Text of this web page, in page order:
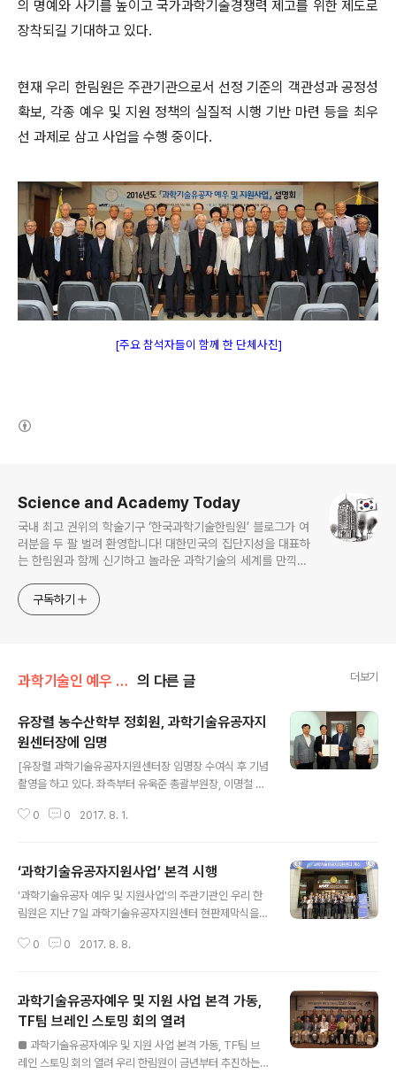
의 명예와 사기를 높이고 국가과학기술경쟁력 제고를 위한 제도로
장착되길 기대하고 있다.
현재 우리 한림원은 주관기관으로서 선정 기준의 객관성과 공정성
확보, 각종 예우 및 지원 정책의 실질적 시행 기반 마련 등을 최우
선 과제로 삼고 사업을 수행 중이다.
[주요 참석자들이 함께 한 단체사진]
Science and Academy Today
국내 최고 권위의 학술기구 ‘한국과학기술한림원’ 블로그가 여
러분을 두 팔 벌려 환영합니다! 대한민국의 집단지성을 대표하
는 한림원과 함께 신기하고 놀라운 과학기술의 세계를 만끽하
구독하기
과학기술인 예우 및 시상/과학기술유공자 예우 및 지원 의 다른 글 더보기
유장렬 농수산학부 정회원, 과학기술유공자지
원센터장에 임명
[유장렬 과학기술유공자지원센터장 임명장 수여식 후 기념
촬영을 하고 있다. 좌측부터 유욱준 총괄부원장, 이명철 원
ⓒ한국과학기술한림원] 우리 한림원은 유장렬 농수산학부
수여식을 실시했다. 유장렬 박수는 서울대, 캘리포니아 폴
리테크닉 주립대, 미시간주립대를 거쳐 한국생명공학연구
원 생명자원관리본부장, 한국식물생명공학회 회장 등의 자
업추진위원회 위원장으로 활동했다. 센터장의 임기는 201
예우 및 지..
0 0 2017. 8. 1.
‘과학기술유공자지원사업’ 본격 시행
'과학기술유공자 예우 및 지원사업'의 주관기관인 우리 한
림원은 지난 7일 과학기술유공자지원센터 현판제막식을
유공자지원센터 현판제막식 개최 [이진규 1차관과 이명철
다 ⓒ한국과학기술한림원] '과학기술유공자 예우 및 지원
에 관한 법률'에 따라 올해부터 시행되는 과학기술유공자
제도 운영을 위한 지원센터가 사업 수행기관인 우리 한림
원 내에 개소했다. 지원센터는 유장렬 센터장을 필두로 후
보자 발굴 및 지정심사 지원, 예우 및 사회적 인식 제고 등
0 0 2017. 8. 8.
과학기술유공자예우 및 지원 사업 본격 가동,
TF팀 브레인 스토밍 회의 열려
■ 과학기술유공자예우 및 지원 사업 본격 가동, TF팀 브
레인 스토밍 회의 열려 우리 한림원이 금년부터 추진하는